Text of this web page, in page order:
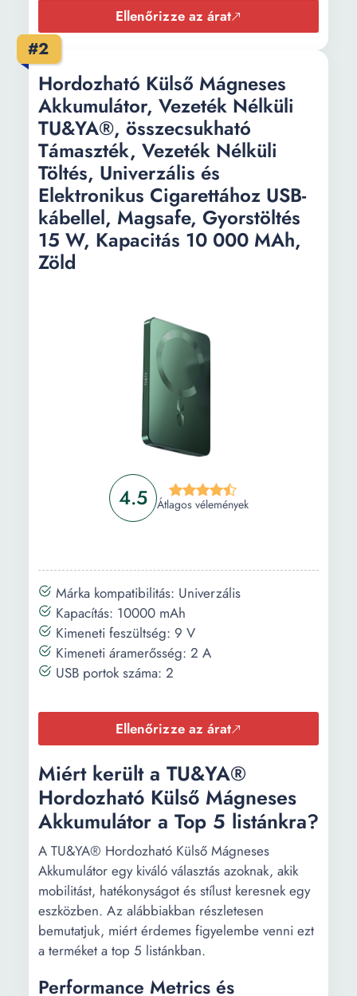
6 cm
Szélesség:
Magasság:
15 cm
Súly:
800 g
Szín:
Sárga
Ellenőrizze az árat
#2
4.5 Átlagos vélemények
Hordozható Külső Mágneses
Akkumulátor, Vezeték Nélküli
TU&YA®, összecsukható
Támaszték, Vezeték Nélküli
Töltés, Univerzális és
Elektronikus Cigarettához USB-
kábellel, Magsafe, Gyorstöltés
15 W, Kapacitás 10 000 MAh,
Zöld
Márka kompatibilitás: Univerzális
Kapacítás: 10000 mAh
Kimeneti feszültség: 9 V
Kimeneti áramerősség: 2 A
USB portok száma: 2
Ellenőrizze az árat
Miért került a TU&YA®
Hordozható Külső Mágneses
Akkumulátor a Top 5 listánkra?
A TU&YA® Hordozható Külső Mágneses
Akkumulátor egy kiváló választás azoknak, akik
mobilitást, hatékonyságot és stílust keresnek egy
eszközben. Az alábbiakban részletesen
bemutatjuk, miért érdemes figyelembe venni ezt
a terméket a top 5 listánkban.
Performance Metrics és